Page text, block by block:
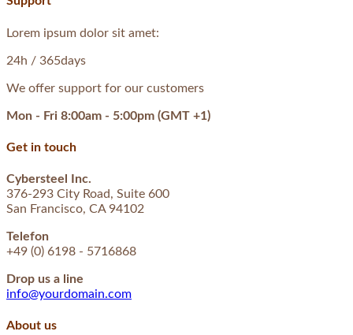
Lorem ipsum dolor sit amet:
24h / 365days
We offer support for our customers
Mon - Fri 8:00am - 5:00pm (GMT +1)
Get in touch
Cybersteel Inc.
376-293 City Road, Suite 600
San Francisco, CA 94102
Telefon
+49 (0) 6198 - 5716868
Drop us a line
info@yourdomain.com
About us